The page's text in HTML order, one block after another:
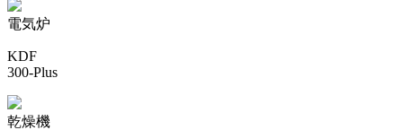
電気炉
KDF
300-Plus
乾燥機